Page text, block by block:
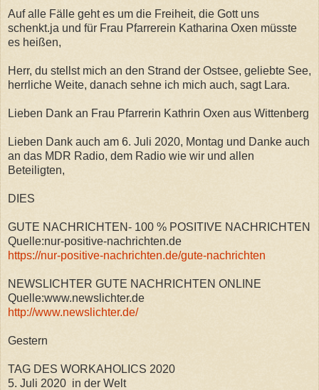
Auf alle Fälle geht es um die Freiheit, die Gott uns
schenkt.ja und für Frau Pfarrerein Katharina Oxen müsste
es heißen,
Herr, du stellst mich an den Strand der Ostsee, geliebte See,
herrliche Weite, danach sehne ich mich auch, sagt Lara.
Lieben Dank an Frau Pfarrerin Kathrin Oxen aus Wittenberg
Lieben Dank auch am 6. Juli 2020, Montag und Danke auch
an das MDR Radio, dem Radio wie wir und allen
Beteiligten,
DIES
GUTE NACHRICHTEN- 100 % POSITIVE NACHRICHTEN
Quelle:nur-positive-nachrichten.de
https://nur-positive-nachrichten.de/gute-nachrichten
NEWSLICHTER GUTE NACHRICHTEN ONLINE
Quelle:www.newslichter.de
http://www.newslichter.de/
Gestern
TAG DES WORKAHOLICS 2020
5. Juli 2020 in der Welt